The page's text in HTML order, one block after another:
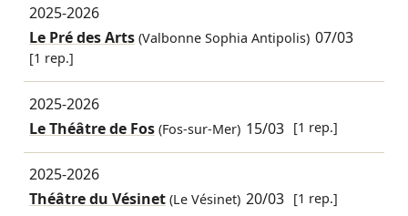
2025-2026
Le Pré des Arts(Valbonne Sophia Antipolis) 07/03
[1 rep.]
2025-2026
Le Théâtre de Fos(Fos-sur-Mer) 15/03 [1 rep.]
2025-2026
Théâtre du Vésinet(Le Vésinet) 20/03 [1 rep.]